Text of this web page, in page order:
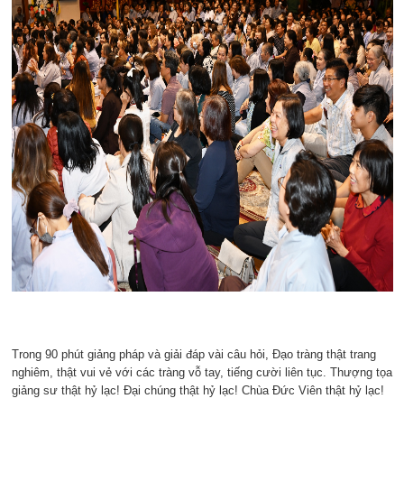
Trong 90 phút giảng pháp và giải đáp vài câu hỏi, Đạo tràng thật trang
nghiêm, thật vui vẻ với các tràng vỗ tay, tiếng cười liên tục. Thượng tọa
giảng sư thật hỷ lạc! Đại chúng thật hỷ lạc! Chùa Đức Viên thật hỷ lạc!